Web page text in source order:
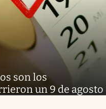
son los
un 9 de agosto